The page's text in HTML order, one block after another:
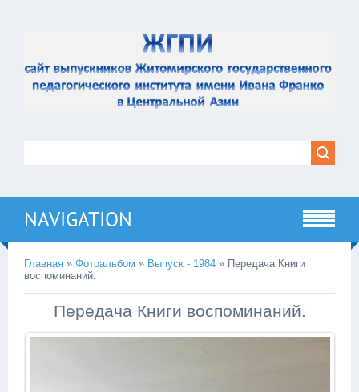
NAVIGATION
Главная » Фотоальбом » Выпуск - 1984 » Передача Книги
воспоминаний.
Передача Книги воспоминаний.